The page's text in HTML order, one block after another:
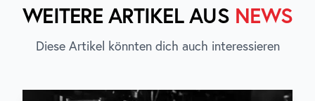
WEITERE ARTIKEL AUS NEWS
Diese Artikel könnten dich auch interessieren